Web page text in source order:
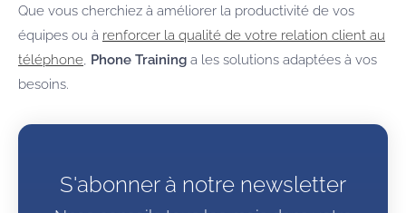
Que vous cherchiez à améliorer la productivité de vos
équipes ou à renforcer la qualité de votre relation client au
téléphone, Phone Training a les solutions adaptées à vos
besoins.
S'abonner à notre newsletter